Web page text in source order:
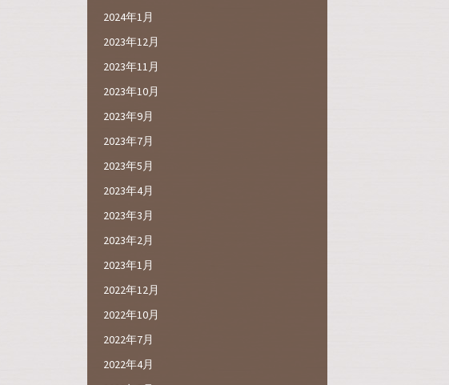
2024年1月
2023年12月
2023年11月
2023年10月
2023年9月
2023年7月
2023年5月
2023年4月
2023年3月
2023年2月
2023年1月
2022年12月
2022年10月
2022年7月
2022年4月